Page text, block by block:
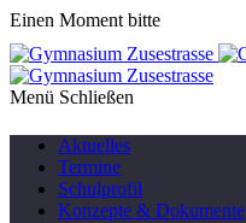
Einen Moment bitte
Menü
Aktuelles
Termine
Schulprofil
Konzepte & Dokumente